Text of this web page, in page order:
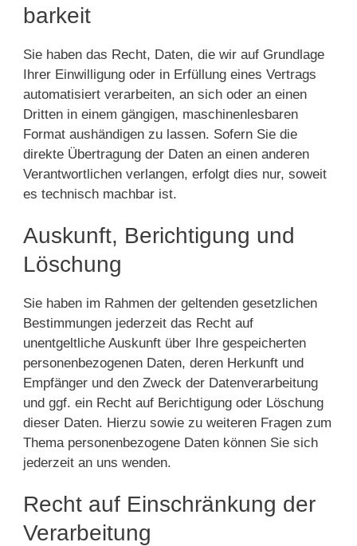
barkeit
Sie haben das Recht, Daten, die wir auf Grundlage
Ihrer Einwilligung oder in Erfüllung eines Vertrags
automatisiert verarbeiten, an sich oder an einen
Dritten in einem gängigen, maschinenlesbaren
Format aushändigen zu lassen. Sofern Sie die
direkte Übertragung der Daten an einen anderen
Verantwortlichen verlangen, erfolgt dies nur, soweit
es technisch machbar ist.
Auskunft, Berichtigung und
Löschung
Sie haben im Rahmen der geltenden gesetzlichen
Bestimmungen jederzeit das Recht auf
unentgeltliche Auskunft über Ihre gespeicherten
personenbezogenen Daten, deren Herkunft und
Empfänger und den Zweck der Datenverarbeitung
und ggf. ein Recht auf Berichtigung oder Löschung
dieser Daten. Hierzu sowie zu weiteren Fragen zum
Thema personenbezogene Daten können Sie sich
jederzeit an uns wenden.
Recht auf Einschränkung der
Verarbeitung